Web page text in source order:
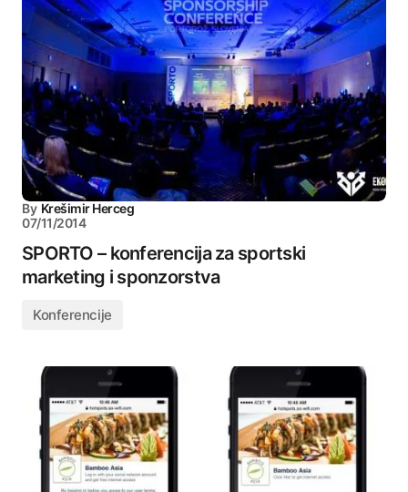
By Krešimir Herceg
07/11/2014
SPORTO – konferencija za sportski
marketing i sponzorstva
Konferencije